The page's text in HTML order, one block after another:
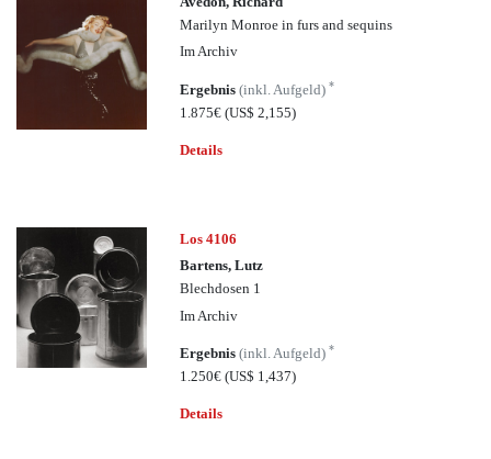
Marilyn Monroe in furs and sequins
Im Archiv
Ergebnis(inkl. Aufgeld)*
1.875€(US$ 2,155)
Details
Los 4106
Bartens, Lutz
Blechdosen 1
Im Archiv
Ergebnis(inkl. Aufgeld)*
1.250€(US$ 1,437)
Details